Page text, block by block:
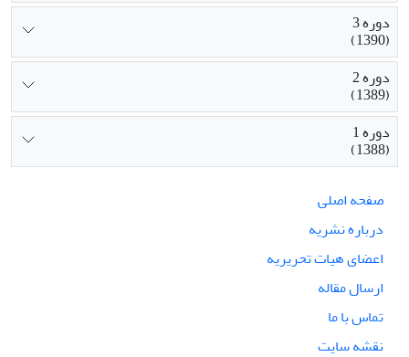
دوره 3
(1390)
دوره 2
(1389)
دوره 1
(1388)
صفحه اصلی
درباره نشریه
اعضای هیات تحریریه
ارسال مقاله
تماس با ما
نقشه سایت